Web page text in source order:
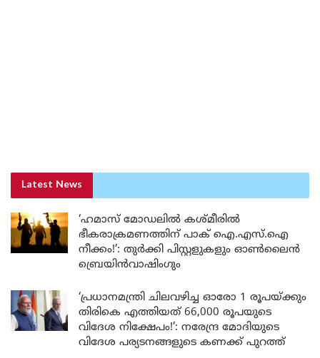
Latest News
‘ഹമാസ് മോഡലിൽ കശ്മീരിൽ
ഭീകരാക്രമണത്തിന് പാക് ഐ.എസ്.ഐ
നീക്കം!’: തുർക്കി പിസ്റ്റളുകളും ഓൺലൈൻ
ബ്രെയിൻവാഷിംഗും
‘പ്രധാനമന്ത്രി ചിലവഴിച്ച ഓരോ 1 രൂപയ്ക്കും
തിരികെ എത്തിയത് 66,000 രൂപയുടെ
വിദേശ നിക്ഷേപം!’: നരേന്ദ്ര മോദിയുടെ
വിദേശ പര്യടനങ്ങളുടെ കണക്ക് പുറത്ത്